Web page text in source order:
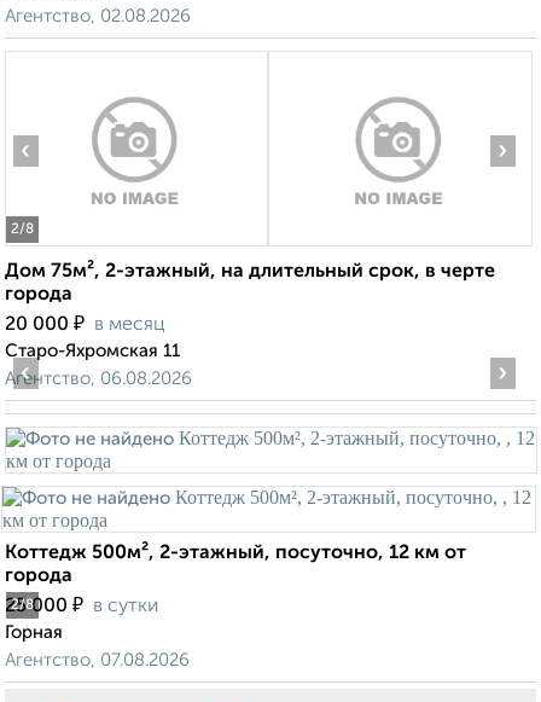
Агентство, 02.08.2026
2/8
‹ ›
Дом 75м², 2-этажный, на длительный срок, в черте
города
20 000 ₽ в месяц
Старо-Яхромская 11
Агентство, 06.08.2026
2/8
‹ ›
Коттедж 500м², 2-этажный, посуточно, 12 км от
города
25 000 ₽ в сутки
Горная
Агентство, 07.08.2026